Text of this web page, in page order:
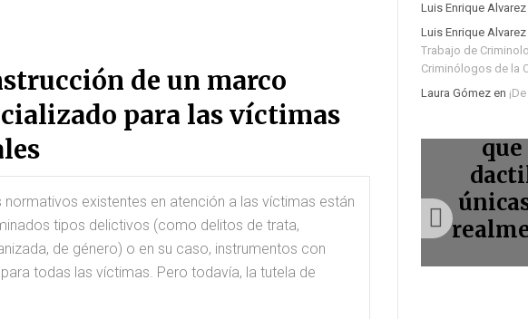
de un marco
para las víctimas
normativos existentes en atención a las víctimas están
tipos delictivos (como delitos de trata,
de género) o en su caso, instrumentos con
todas las víctimas. Pero todavía, la tutela de
Luis Enrique Alvarez
Luis Enrique Alvarez
Trabajo de
Criminólogos de la
Laura Gómezen
#18 María de Sebastián
#aquíhay1criminólogo
Podcast
La
Te
del